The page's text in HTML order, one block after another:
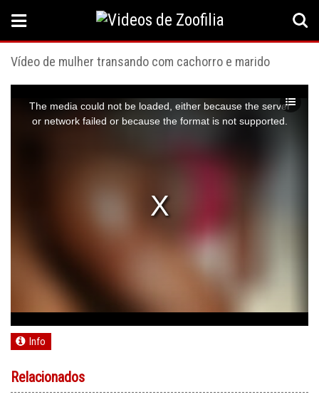
Vídeo de mulher transando com cachorro e marido
Info
Relacionados